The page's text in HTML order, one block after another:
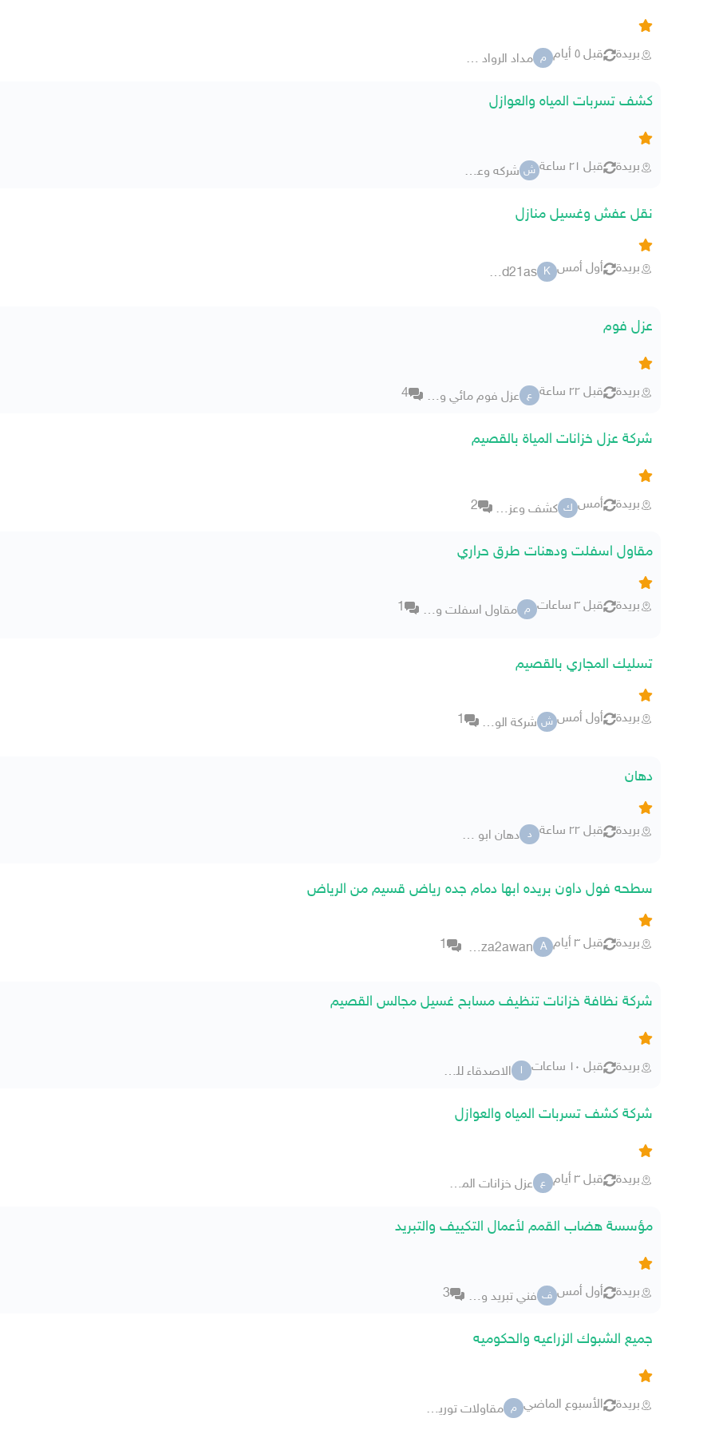
بريدة قبل ٥ أيام م مداد الرواد للمقاولات
كشف تسربات المياه والعوازل
بريدة قبل ٢١ ساعة ش شركه وعوازل
نقل عفش وغسيل منازل
بريدة أول أمس K
khailed21as
عزل فوم
بريدة قبل ٢٢ ساعة ع عزل فوم مائي وحراري 5130 4
شركة عزل خزانات المياة بالقصيم
بريدة أمس ك كشف وعزل الخزانات 2
مقاول اسفلت ودهنات طرق حراري
بريدة قبل ٣ ساعات م مقاول اسفلت وتخطيط طرق 1
تسليك المجاري بالقصيم
بريدة أول أمس ش شركة الوحده 1
دهان
بريدة قبل ٢٢ ساعة د دهان ابو سعود
سطحه فول داون بريده ابها دمام جده رياض قسيم من الرياض
بريدة قبل ٣ أيام A
alihamza2awan
1
شركة نظافة خزانات تنظيف مسابح غسيل مجالس القصيم
بريدة قبل ١٠ ساعات ا الاصدقاء للنـظافة
شركة كشف تسربات المياه والعوازل
بريدة قبل ٣ أيام ع عزل خزانات المياه غزل اسطح
مؤسسة هضاب القمم لأعمال التكييف والتبريد
بريدة أول أمس ف فني تبريد وتكييف 2 3
جميع الشبوك الزراعيه والحكوميه
بريدة الأسبوع الماضي م مقاولات توريد وتنفيذ